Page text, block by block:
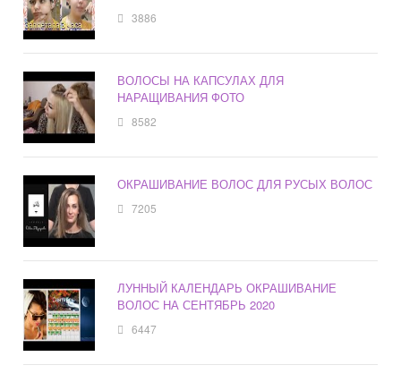
3886
ВОЛОСЫ НА КАПСУЛАХ ДЛЯ
НАРАЩИВАНИЯ ФОТО
8582
ОКРАШИВАНИЕ ВОЛОС ДЛЯ РУСЫХ ВОЛОС
7205
ЛУННЫЙ КАЛЕНДАРЬ ОКРАШИВАНИЕ
ВОЛОС НА СЕНТЯБРЬ 2020
6447